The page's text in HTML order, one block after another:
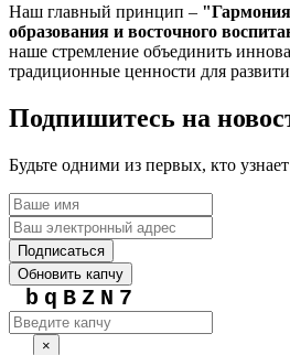
Наш главный принцип –
образования и восточного
наше стремление объединить
традиционные ценности для
Подпишитесь на
Будьте одними из первых, кто
Подписаться
Обновить капчу
bqBZN7
×